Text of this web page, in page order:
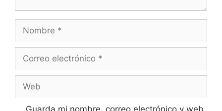
electrónico
Guarda mi nombre, correo electrónico y web